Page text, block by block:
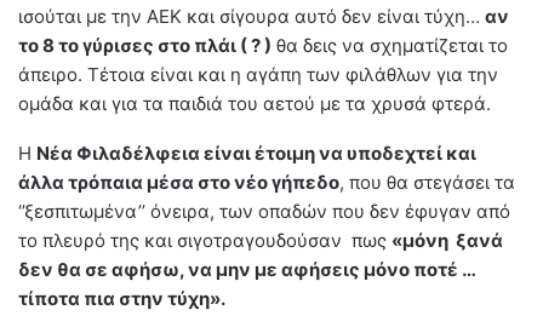
ισούται με την ΑΕΚ και σίγουρα αυτό δεν είναι τύχη… αν
το 8 το γύρισες στο πλάι (?) θα δεις να σχηματίζεται το
άπειρο. Τέτοια είναι και η αγάπη των φιλάθλων για την
ομάδα και για τα παιδιά του αετού με τα χρυσά φτερά.
Η Νέα Φιλαδέλφεια είναι έτοιμη να υποδεχτεί και
άλλα τρόπαια μέσα στο νέο γήπεδο, που θα στεγάσει τα
‘’ξεσπιτωμένα’’ όνειρα, των οπαδών που δεν έφυγαν από
το πλευρό της και σιγοτραγουδούσαν πως «μόνη ξανά
δεν θα σε αφήσω, να μην με αφήσεις μόνο ποτέ …
τίποτα πια στην τύχη».